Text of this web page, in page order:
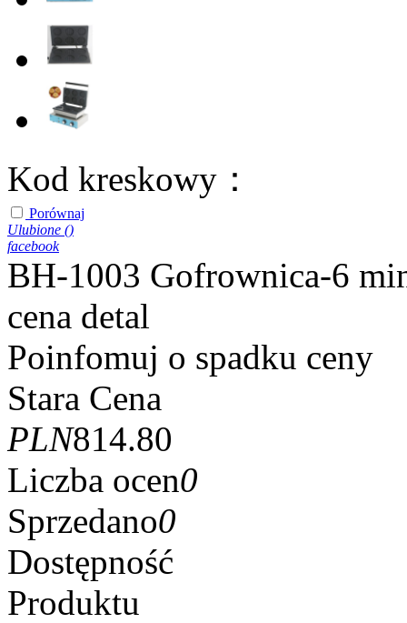
Kod kreskowy：
Porównaj
Ulubione ()
facebook
BH-1003 Gofrownica-6
cena detal
Poinfomuj o spadku ceny
Stara Cena
PLN814.80
Liczba ocen0
Sprzedano0
Dostępność
Produktu